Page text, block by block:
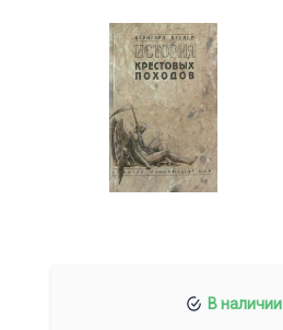
В наличии